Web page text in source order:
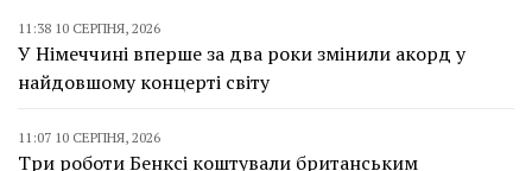
11:38 10 СЕРПНЯ, 2026
У Німеччині вперше за два роки змінили акорд у
найдовшому концерті світу
11:07 10 СЕРПНЯ, 2026
Три роботи Бенксі коштували британським